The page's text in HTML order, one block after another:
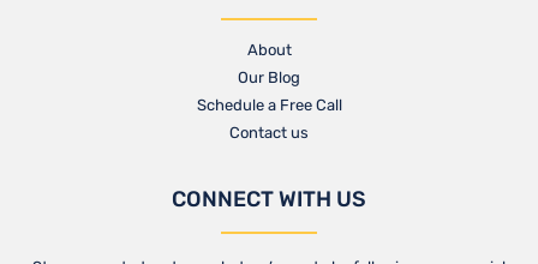
About
Our Blog​
Schedule a Free Call
Contact us​
CONNECT WITH US